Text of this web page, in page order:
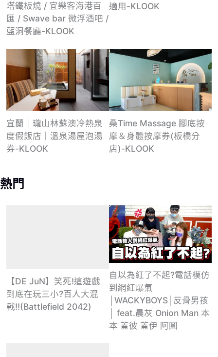
塔鐵板燒 / 宜樂客海港百
匯 / Swave bar 微浮酒吧 /
藍洞餐廳-KLOOK
適用-KLOOK
宜蘭｜瓏山林蘇澳冷熱泉
度假飯店｜溫泉湯屋泡湯
券-KLOOK
桑Time Massage 腳底按
摩＆身體按摩券(板橋分
店)-KLOOK
熱門
【DE JuN】笑死!這遊戲
到底在玩三小?百人大混
戰!!(Battlefield 2042)
自以為紅了不起?電話模仿
到網紅爆氣
│WACKYBOYS│反骨男孩
│ feat.晨灰 Onion Man 本
本 蓋彼 蓋伊 阿圓